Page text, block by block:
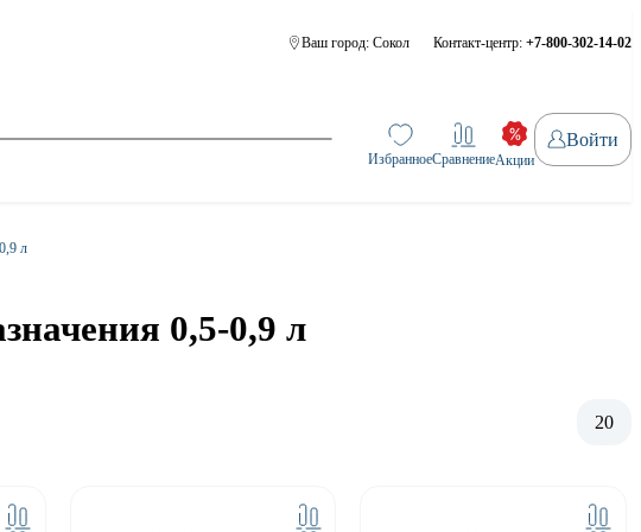
Ваш город: Сокол Контакт-центр: +7-800-302-14-02
ИзбранноеСравнениеАкции
Войти
л
0,5-0,9 л
20